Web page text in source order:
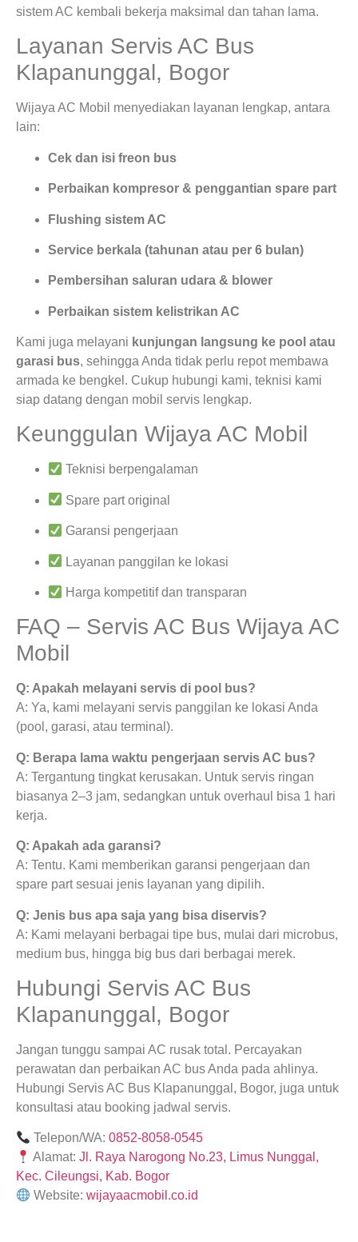
sistem AC kembali bekerja maksimal dan tahan lama.
Layanan Servis AC Bus
Klapanunggal, Bogor
Wijaya AC Mobil menyediakan layanan lengkap, antara
lain:
Cek dan isi freon bus
Perbaikan kompresor & penggantian spare part
Flushing sistem AC
Service berkala (tahunan atau per 6 bulan)
Pembersihan saluran udara & blower
Perbaikan sistem kelistrikan AC
Kami juga melayani kunjungan langsung ke pool atau
garasi bus, sehingga Anda tidak perlu repot membawa
armada ke bengkel. Cukup hubungi kami, teknisi kami
siap datang dengan mobil servis lengkap.
Keunggulan Wijaya AC Mobil
Teknisi berpengalaman
Spare part original
Garansi pengerjaan
Layanan panggilan ke lokasi
Harga kompetitif dan transparan
FAQ – Servis AC Bus Wijaya AC
Mobil
Q: Apakah melayani servis di pool bus?
A: Ya, kami melayani servis panggilan ke lokasi Anda
(pool, garasi, atau terminal).
Q: Berapa lama waktu pengerjaan servis AC bus?
A: Tergantung tingkat kerusakan. Untuk servis ringan
biasanya 2–3 jam, sedangkan untuk overhaul bisa 1 hari
kerja.
Q: Apakah ada garansi?
A: Tentu. Kami memberikan garansi pengerjaan dan
spare part sesuai jenis layanan yang dipilih.
Q: Jenis bus apa saja yang bisa diservis?
A: Kami melayani berbagai tipe bus, mulai dari microbus,
medium bus, hingga big bus dari berbagai merek.
Hubungi Servis AC Bus
Klapanunggal, Bogor
Jangan tunggu sampai AC rusak total. Percayakan
perawatan dan perbaikan AC bus Anda pada ahlinya.
Hubungi Servis AC Bus Klapanunggal, Bogor, juga untuk
konsultasi atau booking jadwal servis.
Telepon/WA:0852-8058-0545
Alamat:Jl. Raya Narogong No.23, Limus Nunggal,
Kec. Cileungsi, Kab. Bogor
Website:wijayaacmobil.co.id